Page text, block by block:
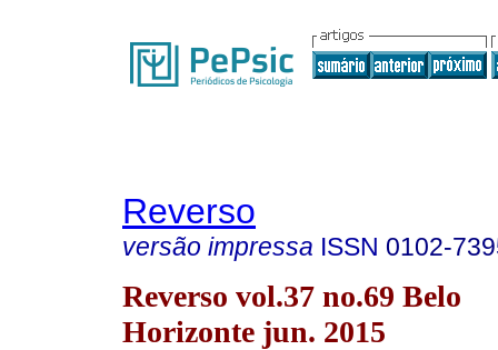
Reverso
versão impressa ISSN 0102-
Reverso vol.37 no.69 Belo
Horizonte jun. 2015